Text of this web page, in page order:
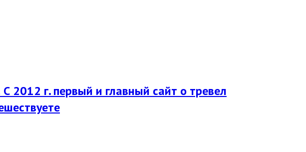
2012 г. первый и главный сайт о тревел